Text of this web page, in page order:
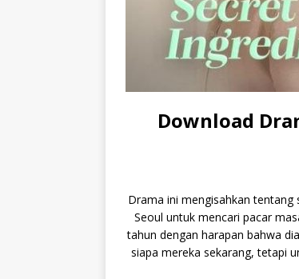
Download
Drama ini mengisahkan tentang
Seoul untuk mencari pacar
tahun dengan harapan bahwa
siapa mereka sekarang, tetapi